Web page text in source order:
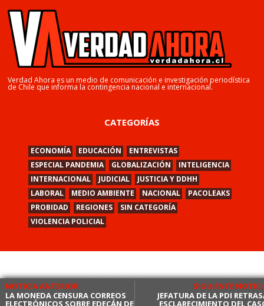
NOTICIA ANTERIOR
LA MONEDA CENSURA CORREOS
ELECTRÓNICOS SOBRE EDECÁN DE
SIGUIENTE
JEFATURA DE LA PDI
ESCLARECIMIENTO DEL
Verdad Ahora es un medio de comunicación e investigación periodística
de Chile que informa la contingencia nacional e internacional.
CATEGORÍAS
ECONOMÍA EDUCACIÓN
ENTREVISTAS
ESPECIAL PANDEMIA
GLOBALIZACIÓN
INTELIGENCIA
INTERNACIONAL
JUDICIAL
JUSTICIA Y DDHH
LABORAL
MEDIO AMBIENTE NACIONAL
PACOLEAKS
PROBIDAD
REGIONES
SIN CATEGORÍA
VIOLENCIA POLICIAL